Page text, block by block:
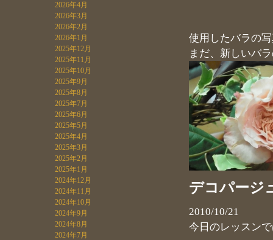
使用したバラの
まだ、新しいバ
デコパージ
2010/10/21
今日のレッスン
2026年4月
2026年3月
2026年2月
2026年1月
2025年12月
2025年11月
2025年10月
2025年9月
2025年8月
2025年7月
2025年6月
2025年5月
2025年4月
2025年3月
2025年2月
2025年1月
2024年12月
2024年11月
2024年10月
2024年9月
2024年8月
2024年7月